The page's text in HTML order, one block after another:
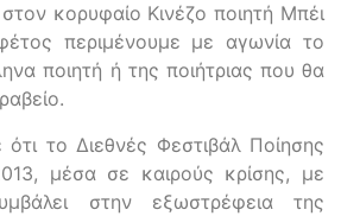
κορυφαίο Κινέζο ποιητή Μπέι
περιμένουμε με αγωνία το
ποιητή ή της ποιήτριας που θα
ότι το Διεθνές Φεστιβάλ Ποίησης
μέσα σε καιρούς κρίσης, με
στην εξωστρέφεια της